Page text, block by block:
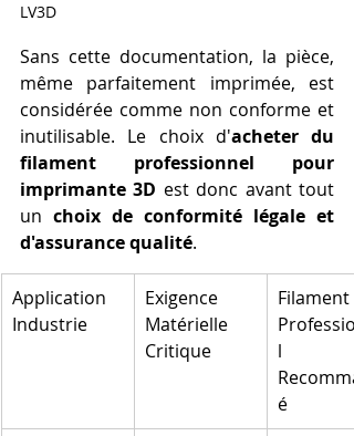
LV3D
Sans cette documentation, la pièce,
même parfaitement imprimée, est
considérée comme non conforme et
inutilisable. Le choix d'acheter du
filament professionnel pour
imprimante 3D est donc avant tout
un choix de conformité légale et
d'assurance qualité.
Application
Industrie
Exigence
Matérielle
Critique
Filament
l
é